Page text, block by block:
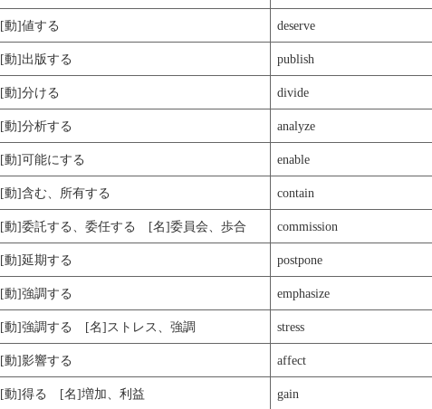
[動]値する deserve
[動]出版する publish
[動]分ける divide
[動]分析する analyze
[動]可能にする enable
[動]含む、所有する contain
[動]委託する、委任する [名]委員会、歩合 commission
[動]延期する postpone
[動]強調する emphasize
[動]強調する [名]ストレス、強調 stress
[動]影響する affect
[動]得る [名]増加、利益 gain